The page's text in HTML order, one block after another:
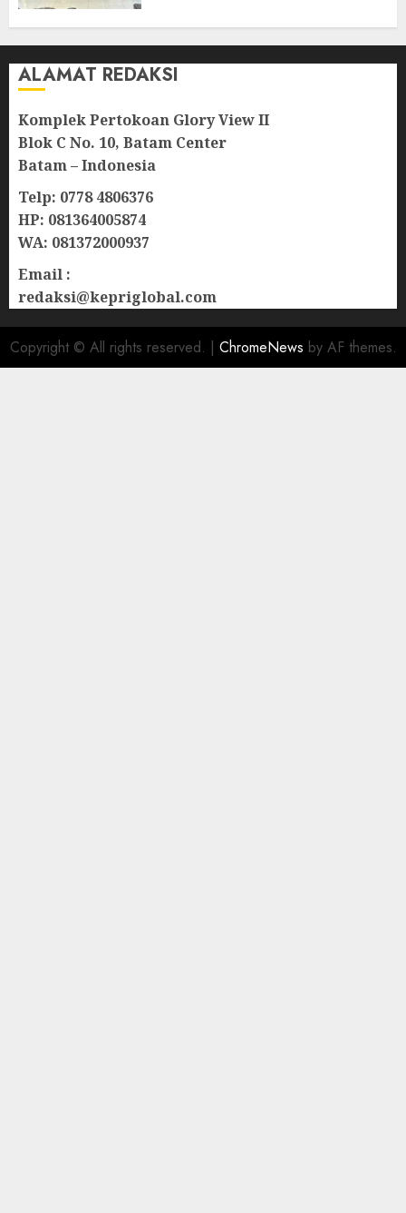
08/08/2026 0
ALAMAT REDAKSI
Komplek Pertokoan Glory View II
Blok C No. 10, Batam Center
Batam – Indonesia
Telp: 0778 4806376
HP: 081364005874
WA: 081372000937
Email :
redaksi@kepriglobal.com
Copyright © All rights reserved. | ChromeNews by AF themes.